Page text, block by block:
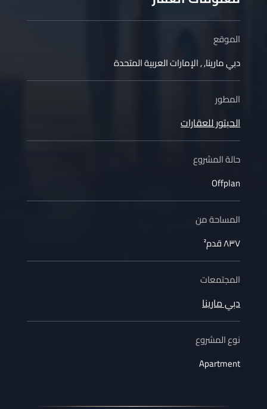
الموقع
دبي مارينا,
,الإمارات العربية المتحدة
المطور
الحبتور للعقارات
حالة المشروع
Offplan
المساحة من
٨٣٧ قدم²
المجتمعات
دبي مارينا
نوع المشروع
Apartment